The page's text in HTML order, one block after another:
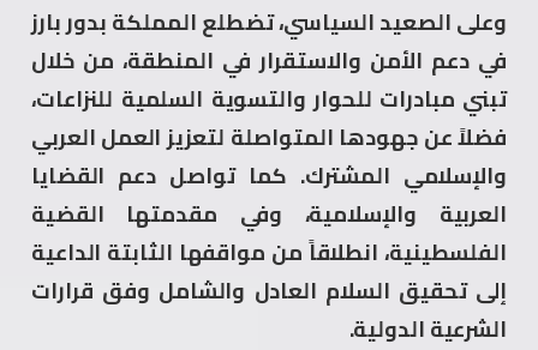
وعلى الصعيد السياسي، تضطلع المملكة بدور بارز
في دعم الأمن والاستقرار في المنطقة، من خلال
تبني مبادرات للحوار والتسوية السلمية للنزاعات،
فضلاً عن جهودها المتواصلة لتعزيز العمل العربي
والإسلامي المشترك. كما تواصل دعم القضايا
العربية والإسلامية، وفي مقدمتها القضية
الفلسطينية، انطلاقاً من مواقفها الثابتة الداعية
إلى تحقيق السلام العادل والشامل وفق قرارات
الشرعية الدولية.